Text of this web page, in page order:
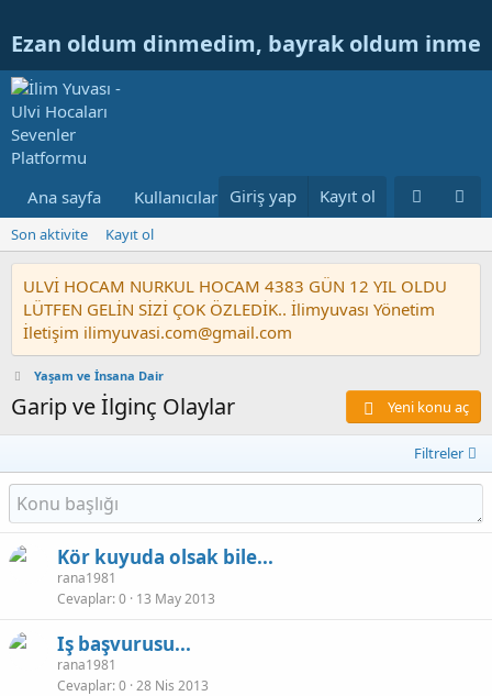
Ezan oldum dinmedim, bayrak oldum
Ana sayfa Kullanıcılar Ulvi Hocanın Konuları
Giriş yap Kayıt ol
Son aktivite Kayıt ol
ULVİ HOCAM NURKUL HOCAM 4383 GÜN 12 YIL OLDU
LÜTFEN GELİN SİZİ ÇOK ÖZLEDİK.. İlimyuvası Yönetim
İletişim ilimyuvasi.com@gmail.com
Yaşam ve İnsana Dair
Garip ve İlginç Olaylar Yeni konu aç
Filtreler
Kör kuyuda olsak bile...
rana1981
Cevaplar 0 13 May 2013
Iş başvurusu...
rana1981
Cevaplar 0 28 Nis 2013